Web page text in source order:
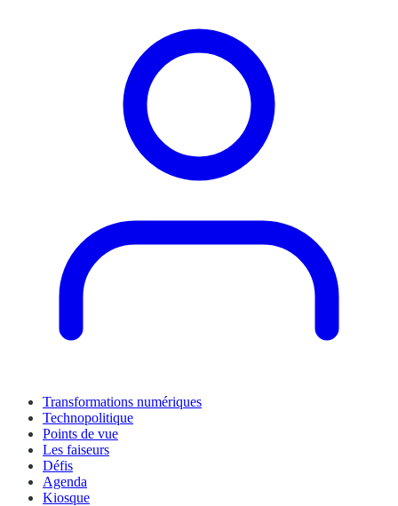
Transformations numériques
Technopolitique
Points de vue
Les faiseurs
Défis
Agenda
Kiosque